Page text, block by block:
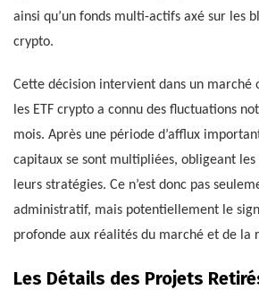
ainsi qu’un fonds multi-actifs axé sur les
crypto.
Cette décision intervient dans un marché
les ETF crypto a connu des fluctuations
mois. Après une période d’afflux
capitaux se sont multipliées, obligeant
leurs stratégies. Ce n’est donc pas
administratif, mais potentiellement le
profonde aux réalités du marché et de la
Les Détails des Projets